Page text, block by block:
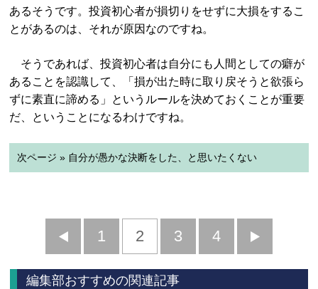
あるそうです。投資初心者が損切りをせずに大損をするこ
とがあるのは、それが原因なのですね。
そうであれば、投資初心者は自分にも人間としての癖が
あることを認識して、「損が出た時に取り戻そうと欲張ら
ずに素直に諦める」というルールを決めておくことが重要
だ、ということになるわけですね。
次ページ » 自分が愚かな決断をした、と思いたくない
前
へ
1 2 3 4
へ
編集部おすすめの関連記事